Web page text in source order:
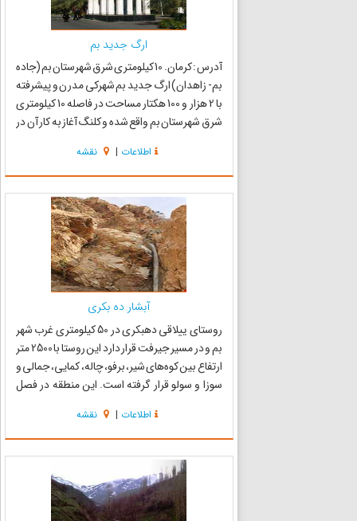
ارگ جدید بم
آدرس : کرمان. 10 کیلومتری شرق شهرستان بم (جاده
بم- زاهدان) ارگ جدید بم شهرکی مدرن و پیشرفته
با 2 هزار و 100 هکتار مساحت در فاصله 10 کیلومتری
شرق شهرستان بم واقع شده و کلنگ آغاز به کار آن در
شد و سر انجام در بهمن ماه 1376 تاسیس شد. علی
رغم اینکه...
اطلاعات | نقشه
آبشار ده بکری
روستای ییلاقی دهبکری در 50 کیلومتری غرب شهر
بم و در مسیر جیرفت قرار دارد این روستا با 2500 متر
ارتفاع بین کوه‌های شیر، برفو، چاله، کمایی، جمالی و
سوزا و سولو قرار گرفته است. این منطقه در فصل
زمستان‌هایی روح نواز است. وجود آبشارها در ...
اطلاعات | نقشه